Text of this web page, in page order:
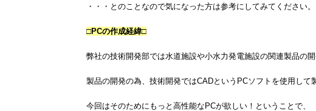
・・・とのことなので気になった方は参考にしてみてください。
□PCの作成経緯□
弊社の技術開発部では水道施設や小水力発電施設の関連製品の開
製品の開発の為、技術開発ではCADというPCソフトを使用して
今回はそのためにもっと高性能なPCが欲しい！ということで、